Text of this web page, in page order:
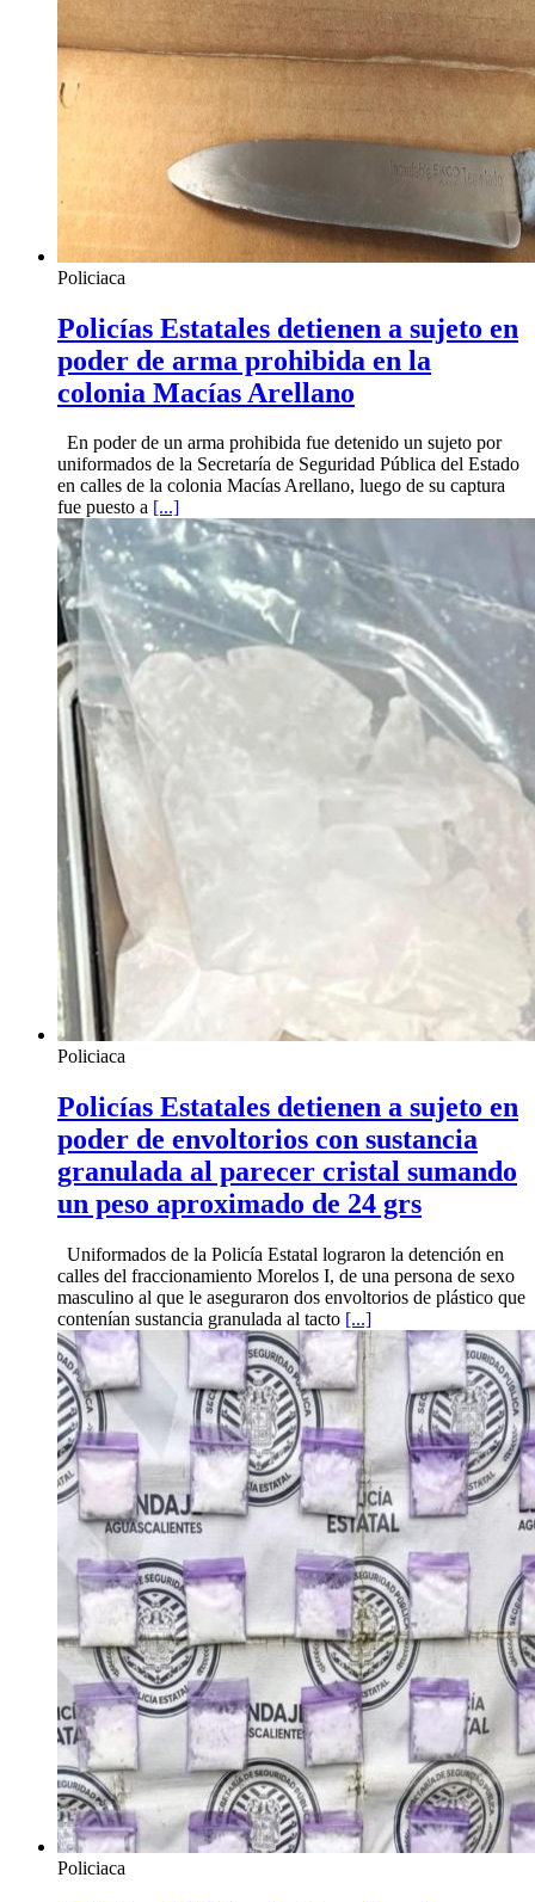
Policiaca
Policías Estatales detienen a sujeto en
poder de arma prohibida en la
colonia Macías Arellano
En poder de un arma prohibida fue detenido un sujeto por
uniformados de la Secretaría de Seguridad Pública del Estado
en calles de la colonia Macías Arellano, luego de su captura
fue puesto a [...]
Policiaca
Policías Estatales detienen a sujeto en
poder de envoltorios con sustancia
granulada al parecer cristal sumando
un peso aproximado de 24 grs
Uniformados de la Policía Estatal lograron la detención en
calles del fraccionamiento Morelos I, de una persona de sexo
masculino al que le aseguraron dos envoltorios de plástico que
contenían sustancia granulada al tacto [...]
Policiaca